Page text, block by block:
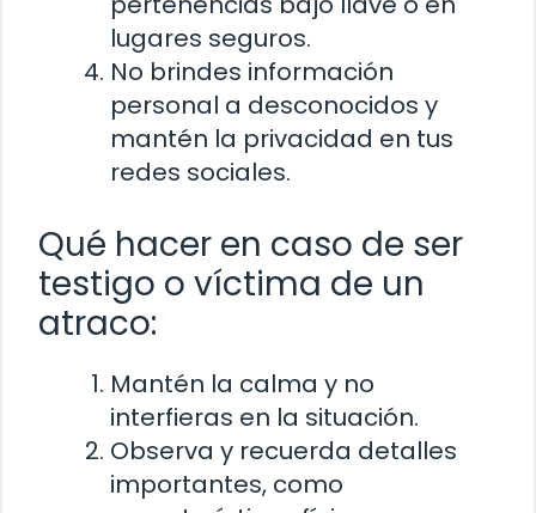
lugares seguros.
No brindes información
personal a desconocidos y
mantén la privacidad en tus
redes sociales.
Qué hacer en caso de ser
testigo o víctima de un
atraco:
Mantén la calma y no
interfieras en la situación.
Observa y recuerda detalles
importantes, como